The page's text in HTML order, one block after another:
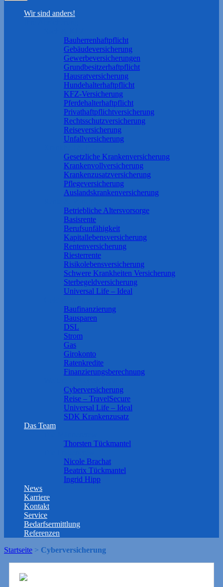
Wir sind anders!
Bauherrenhaftpflicht
Gebäudeversicherung
Gewerbeversicherungen
Grundbesitzerhaftpflicht
Hausratversicherung
Hundehalterhaftpflicht
KFZ-Versicherung
Pferdehalterhaftpflicht
Privathaftpflichtversicherung
Rechtsschutzversicherung
Reiseversicherung
Unfallversicherung
Gesetzliche Krankenversicherung
Krankenvollversicherung
Krankenzusatzversicherung
Pflegeversicherung
Auslandskrankenversicherung
Betriebliche Altersvorsorge
Basisrente
Berufs­unfähigkeit
Kapitallebensversicherung
Rentenversicherung
Riesterrente
Risikolebensversicherung
Schwere Krankheiten Versicherung
Sterbegeldversicherung
Universal Life – Ideal
Baufinanzierung
Bausparen
DSL
Strom
Gas
Girokonto
Ratenkredite
Finanzierungsberechnung
Cyberversicherung
Reise – TravelSecure
Universal Life – Ideal
SDK Krankenzusatz
Das Team
Thorsten Tückmantel
Nicole Brachat
Beatrix Tückmantel
Ingrid Hipp
News
Karriere
Kontakt
Service
Bedarfsermittlung
Referenzen
Startseite > Cyberversicherung